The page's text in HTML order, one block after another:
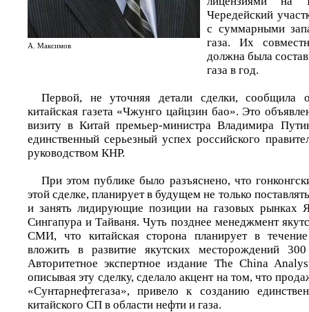
А. Максимов
Чередейский
с суммарными
газа. Их
должна была
газа в год.
Первой, не уточняя детали сделки, сообщила
китайская газета «Чжунго цайцзин бао». Это
визиту в Китай премьер-министра Владимира
единственный серьезный успех российского
руководством КНР.
При этом публике было разъяснено, что
этой сделке, планирует в будущем не только
и занять лидирующие позиции на газовых
Сингапура и Тайваня. Чуть позднее менеджмент
СМИ, что китайская сторона планирует в
вложить в развитие якутских месторождений
Авторитетное экспертное издание The China
описывая эту сделку, сделало акцент на том, что
«Сунтарнефтегаза», привело к созданию
китайского СП в области нефти и газа.